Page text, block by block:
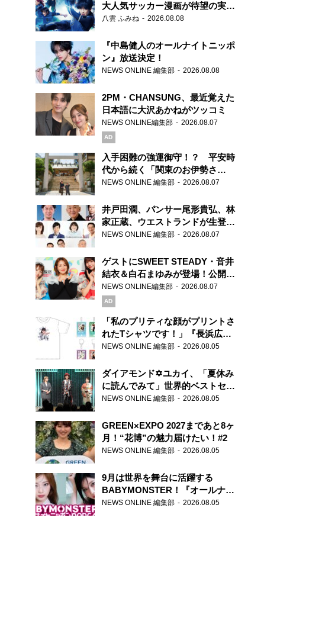
大人気サッカー漫画が待望の実写
映画に
八雲 ふみね 2026.08.08
『中島健人のオールナイトニッポ
ン』放送決定！
NEWS ONLINE 編集部 2026.08.08
2PM・CHANSUNG、最近覚えた
日本語に大沢あかねがツッコミ
NEWS ONLINE編集部 2026.08.07
AD
入手困難の強運御守！？ 平安時
代から続く「関東のお伊勢さ
ま」、芝大神宮にてランパンプス
NEWS ONLINE 編集部 2026.08.07
井戸田潤、パンサー尾形貴弘、林
家正蔵、ウエストランドが生登
場！『ラジオビバリー昼ズ』
NEWS ONLINE 編集部 2026.08.07
ゲストにSWEET STEADY・音井
結衣＆白石まゆみが登場！公開収
録で素顔全開！
NEWS ONLINE編集部 2026.08.07
AD
「私のプリティな顔がプリントさ
れたTシャツです！」『長浜広奈
天下無双』初の番組グッズ発売
NEWS ONLINE 編集部 2026.08.05
ダイアモンド✡ユカイ、「夏休み
に読んでみて」世界的ベストセラ
ー『アナスタシア』を紹介
NEWS ONLINE 編集部 2026.08.05
GREEN×EXPO 2027まであと8ヶ
月！“花博”の魅力届けたい！#2
NEWS ONLINE 編集部 2026.08.05
9月は世界を舞台に活躍する
BABYMONSTER！『オールナイ
トニッポンPODCAST』月替わり
NEWS ONLINE 編集部 2026.08.05